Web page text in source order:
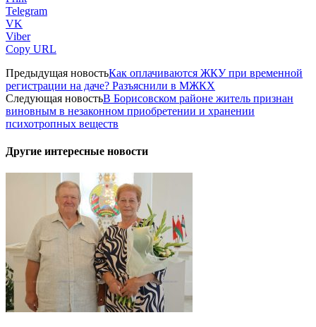
Telegram
VK
Viber
Copy URL
Предыдущая новостьКак оплачиваются ЖКУ при временной
регистрации на даче? Разъяснили в МЖКХ
Следующая новостьВ Борисовском районе житель признан
виновным в незаконном приобретении и хранении
психотропных веществ
Другие интересные новости